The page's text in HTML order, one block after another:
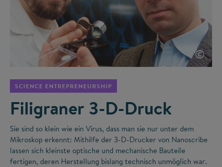
©
SCIENCE ENTREPRENEURSHIP
Filigraner 3-D-Druck
Sie sind so klein wie ein Virus, dass man sie nur unter dem
Mikroskop erkennt: Mithilfe der 3-D-Drucker von Nanoscribe
lassen sich kleinste optische und mechanische Bauteile
fertigen, deren Herstellung bislang technisch unmöglich war.